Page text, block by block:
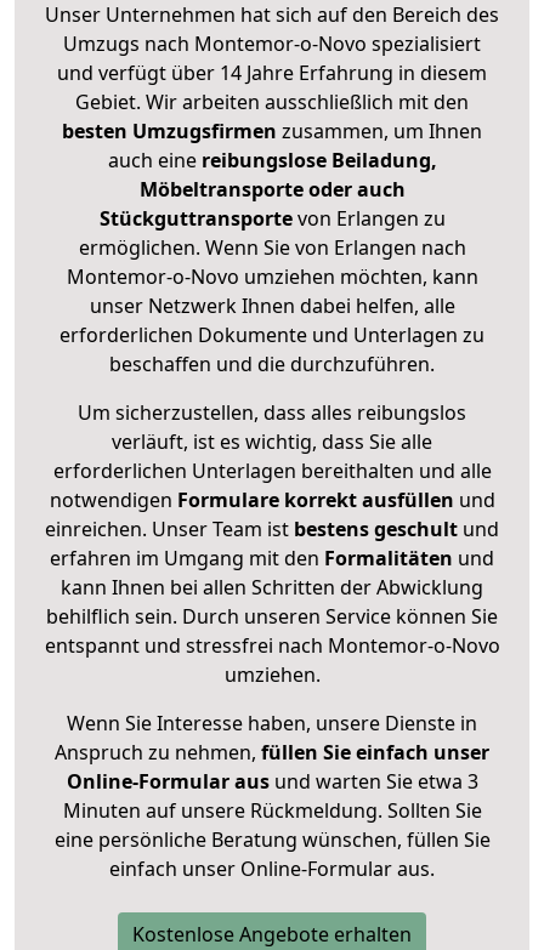
Unser Unternehmen hat sich auf den Bereich des
Umzugs nach Montemor-o-Novo spezialisiert
und verfügt über 14 Jahre Erfahrung in diesem
Gebiet. Wir arbeiten ausschließlich mit den
besten Umzugsfirmen zusammen, um Ihnen
auch eine reibungslose Beiladung,
Möbeltransporte oder auch
Stückguttransportevon Erlangen zu
ermöglichen. Wenn Sie von Erlangen nach
Montemor-o-Novo umziehen möchten, kann
unser Netzwerk Ihnen dabei helfen, alle
erforderlichen Dokumente und Unterlagen zu
beschaffen und die durchzuführen.
Um sicherzustellen, dass alles reibungslos
verläuft, ist es wichtig, dass Sie alle
erforderlichen Unterlagen bereithalten und alle
notwendigen Formulare korrekt ausfüllen und
einreichen. Unser Team ist bestens geschult und
erfahren im Umgang mit den Formalitäten und
kann Ihnen bei allen Schritten der Abwicklung
behilflich sein. Durch unseren Service können Sie
entspannt und stressfrei nach Montemor-o-Novo
umziehen.
Wenn Sie Interesse haben, unsere Dienste in
Anspruch zu nehmen, füllen Sie einfach unser
Online-Formular ausund warten Sie etwa 3
Minuten auf unsere Rückmeldung. Sollten Sie
eine persönliche Beratung wünschen, füllen Sie
einfach unser Online-Formular aus.
Kostenlose Angebote erhalten